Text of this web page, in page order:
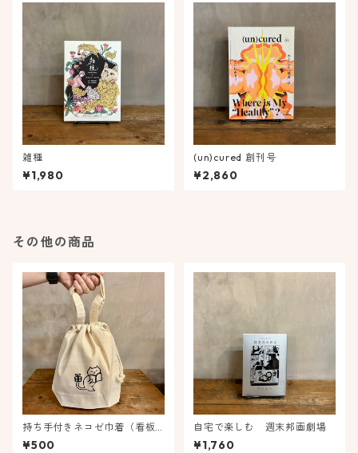
雑種
¥1,980
(un)cured 創刊号
¥2,860
その他の商品
持ち手付きネコゼ巾着（看板
ネコ）
¥500
自宅で楽しむ 週末邦画劇場
¥1,760